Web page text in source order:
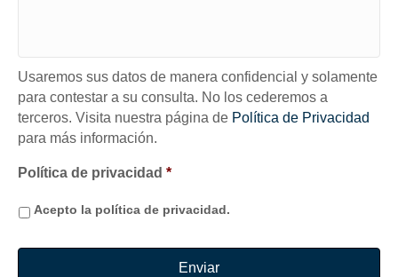
Usaremos sus datos de manera confidencial y solamente
para contestar a su consulta. No los cederemos a
terceros. Visita nuestra página de Política de Privacidad
para más información.
Política de privacidad *
Acepto la política de privacidad.